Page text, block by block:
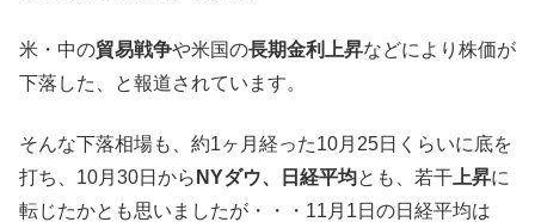
米・中の貿易戦争や米国の長期金利上昇などにより株価が
下落した、と報道されています。
そんな下落相場も、約1ヶ月経った10月25日くらいに底を
打ち、10月30日から NYダウ、日経平均とも、若干 上昇に
転じたかとも思いましたが・・・11月1日の日経平均は